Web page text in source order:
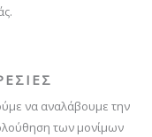
να αναλάβουμε την
των μονίμων